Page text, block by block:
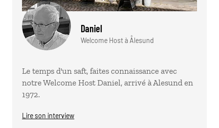
Daniel
Welcome Host à Ålesund
Le temps d'un saft, faites connaissance avec
notre Welcome Host Daniel, arrivé à Alesund en
1972.
Lire son interview